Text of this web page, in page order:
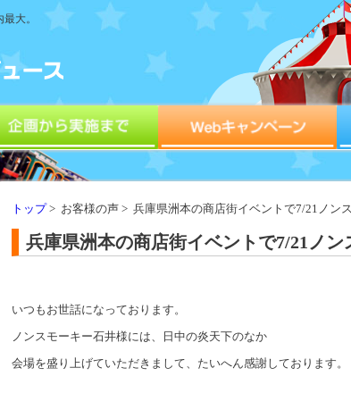
大。
トップ> お客様の声 > 兵庫県洲本の商店街イベントで7/21ノン
兵庫県洲本の商店街イベントで7/21ノ
いつもお世話になっております。
ノンスモーキー石井様には、日中の炎天下のなか
会場を盛り上げていただきまして、たいへん感謝しております。